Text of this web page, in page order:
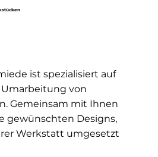
ist spezialisiert auf
von
Gemeinsam mit Ihnen
gewünschten Designs,
Werkstatt umgesetzt